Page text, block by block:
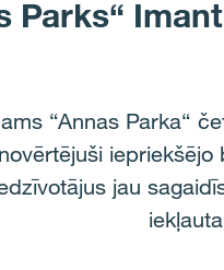
Parks“
“Annas Parka“
jau